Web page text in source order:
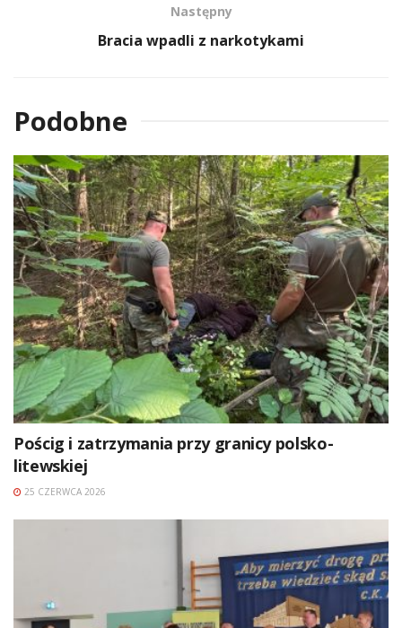
Następny
Bracia wpadli z narkotykami
Podobne
Pościg i zatrzymania przy granicy polsko-
litewskiej
25 CZERWCA 2026